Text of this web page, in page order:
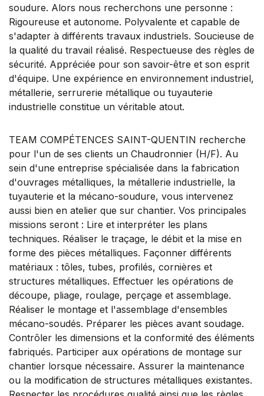
soudure. Alors nous recherchons une personne :
Rigoureuse et autonome. Polyvalente et capable de
s'adapter à différents travaux industriels. Soucieuse de
la qualité du travail réalisé. Respectueuse des règles de
sécurité. Appréciée pour son savoir-être et son esprit
d'équipe. Une expérience en environnement industriel,
métallerie, serrurerie métallique ou tuyauterie
industrielle constitue un véritable atout.
TEAM COMPÉTENCES SAINT-QUENTIN recherche
pour l'un de ses clients un Chaudronnier (H/F). Au
sein d'une entreprise spécialisée dans la fabrication
d'ouvrages métalliques, la métallerie industrielle, la
tuyauterie et la mécano-soudure, vous intervenez
aussi bien en atelier que sur chantier. Vos principales
missions seront : Lire et interpréter les plans
techniques. Réaliser le traçage, le débit et la mise en
forme des pièces métalliques. Façonner différents
matériaux : tôles, tubes, profilés, cornières et
structures métalliques. Effectuer les opérations de
découpe, pliage, roulage, perçage et assemblage.
Réaliser le montage et l'assemblage d'ensembles
mécano-soudés. Préparer les pièces avant soudage.
Contrôler les dimensions et la conformité des éléments
fabriqués. Participer aux opérations de montage sur
chantier lorsque nécessaire. Assurer la maintenance
ou la modification de structures métalliques existantes.